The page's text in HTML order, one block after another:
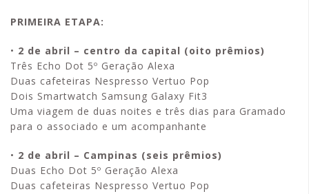
PRIMEIRA ETAPA:
• 2 de abril – centro da capital (oito prêmios)
Três Echo Dot 5º Geração Alexa
Duas cafeteiras Nespresso Vertuo Pop
Dois Smartwatch Samsung Galaxy Fit3
Uma viagem de duas noites e três dias para Gramado
para o associado e um acompanhante
• 2 de abril – Campinas (seis prêmios)
Duas Echo Dot 5º Geração Alexa
Duas cafeteiras Nespresso Vertuo Pop